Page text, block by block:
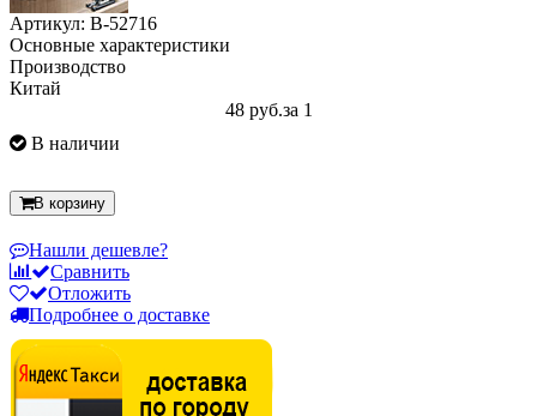
Артикул: B-52716
Основные характеристики
Производство
Китай
48 руб.за 1
В наличии
В корзину
Нашли дешевле?
Сравнить
Отложить
Подробнее о доставке